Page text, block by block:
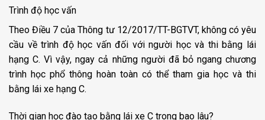
Trình độ học vấn
Theo Điều 7 của Thông tư 12/2017/TT-BGTVT, không có yêu
cầu về trình độ học vấn đối với người học và thi bằng lái
hạng C. Vì vậy, ngay cả những người đã bỏ ngang chương
trình học phổ thông hoàn toàn có thể tham gia học và thi
bằng lái xe hạng C.
Thời gian học đào tạo bằng lái xe C trong bao lâu?